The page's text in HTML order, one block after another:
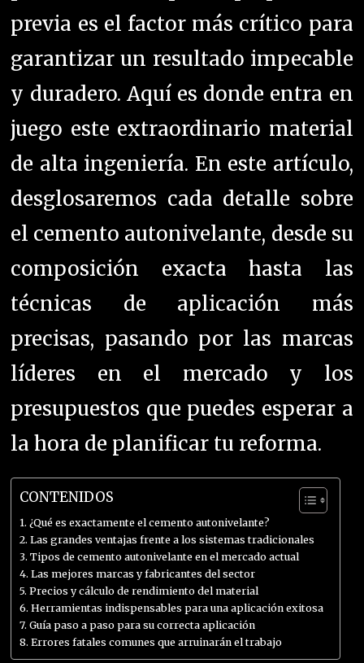
previa es el factor más crítico para
garantizar un resultado impecable
y duradero. Aquí es donde entra en
juego este extraordinario material
de alta ingeniería. En este artículo,
desglosaremos cada detalle sobre
el cemento autonivelante, desde su
composición exacta hasta las
técnicas de aplicación más
precisas, pasando por las marcas
líderes en el mercado y los
presupuestos que puedes esperar a
la hora de planificar tu reforma.
CONTENIDOS
¿Qué es exactamente el cemento autonivelante?
Las grandes ventajas frente a los sistemas tradicionales
Tipos de cemento autonivelante en el mercado actual
Las mejores marcas y fabricantes del sector
Precios y cálculo de rendimiento del material
Herramientas indispensables para una aplicación exitosa
Guía paso a paso para su correcta aplicación
Errores fatales comunes que arruinarán el trabajo